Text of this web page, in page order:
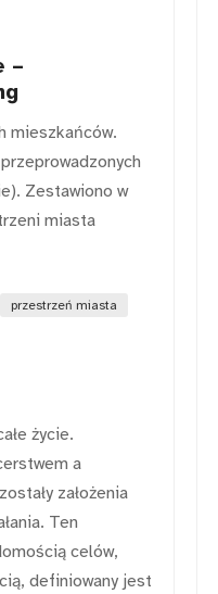
–
mieszkańców.
Zestawiono w
miasta
przestrzeń miasta
życie.
a
założenia
Ten
celów,
definiowany jest